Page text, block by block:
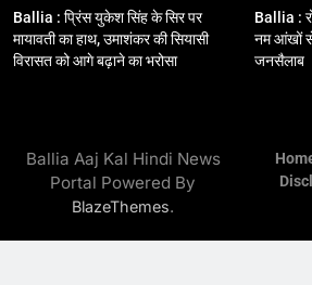
BALLIA NATIONAL
14
BALLIA NATIONAL
15
Ballia : बच्चों के
Ballia : प्रिंस युकेश सिंह के सिर पर
मायावती का हाथ, उमाशंकर की सियासी
विरासत को आगे बढ़ाने का भरोसा
Ballia :
नम आंखों से
जनसैलाब
Ballia Aaj Kal Hindi News
Portal Powered By
BlazeThemes.